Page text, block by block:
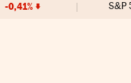
-0,41% S&P